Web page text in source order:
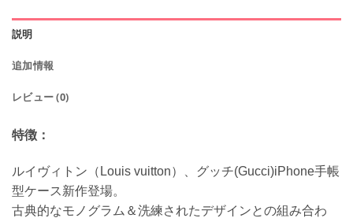
説明
追加情報
レビュー (0)
特徴：
ルイヴィトン（Louis vuitton）、グッチ(Gucci)iPhone手帳
型ケース新作登場。
古典的なモノグラム＆洗練されたデザインとの組み合わ